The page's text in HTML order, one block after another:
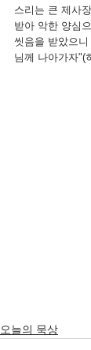
스리는 큰 제사
받아 악한 양심
씻음을 받았으
님께 나아가자"(
오늘의 묵상